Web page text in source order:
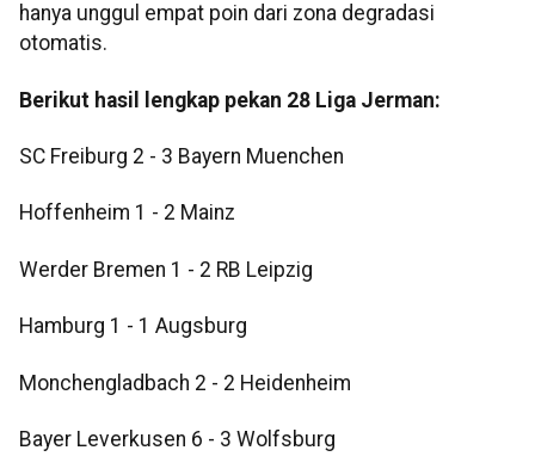
hanya unggul empat poin dari zona degradasi
otomatis.
Berikut hasil lengkap pekan 28 Liga Jerman:
SC Freiburg 2 - 3 Bayern Muenchen
Hoffenheim 1 - 2 Mainz
Werder Bremen 1 - 2 RB Leipzig
Hamburg 1 - 1 Augsburg
Monchengladbach 2 - 2 Heidenheim
Bayer Leverkusen 6 - 3 Wolfsburg